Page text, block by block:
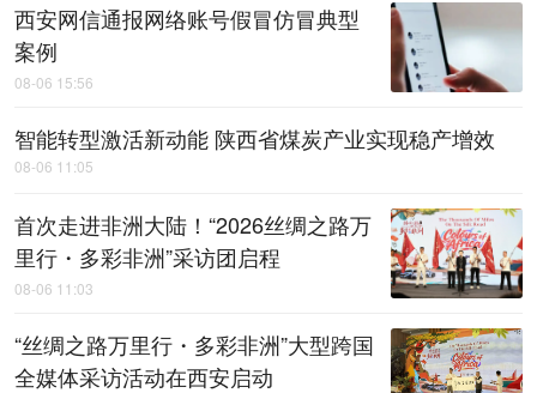
西安网信通报网络账号假冒仿冒典型
案例
08-06 15:56
智能转型激活新动能 陕西省煤炭产业实现稳产增效
08-06 11:05
首次走进非洲大陆！“2026丝绸之路万
里行・多彩非洲”采访团启程
08-06 11:03
“丝绸之路万里行・多彩非洲”大型跨国
全媒体采访活动在西安启动